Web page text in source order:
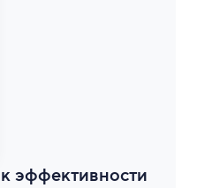
эффективности